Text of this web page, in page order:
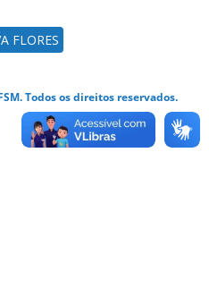
FLORES
Todos os direitos reservados.